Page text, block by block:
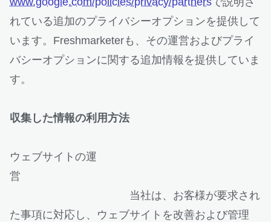
れている追加のプライバシーオプションを提供して
います。Freshmarketerも、その運営およびプライ
バシーオプションに関する追加情報を提供していま
す。
収集した情報の利用方法
ウェブサイトの運
営
当社は、お客様が要求され
た事項に対応し、ウェブサイトを改善および管理